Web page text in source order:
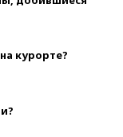
курорте?